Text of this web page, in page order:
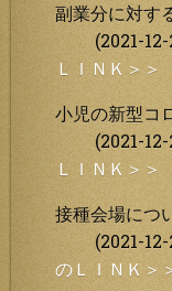
副業分に対す
(2021-12-
ＬＩＮＫ＞＞
小児の新型コ
(2021-12-
ＬＩＮＫ＞＞
接種会場につ
(2021-12-
のＬＩＮＫ＞